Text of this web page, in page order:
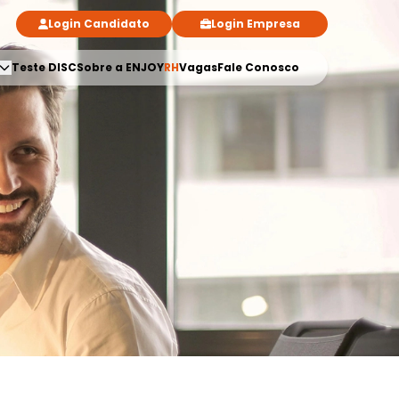
Login Candidato Login Empresa
Teste DISCSobre a ENJOYRHVagasFale Conosco